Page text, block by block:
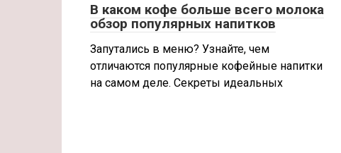
В каком кофе больше всего молока
обзор популярных напитков
Запутались в меню? Узнайте, чем
отличаются популярные кофейные напитки
на самом деле. Секреты идеальных